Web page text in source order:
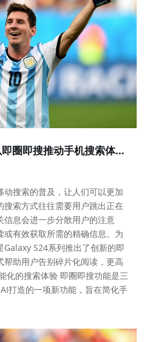
三星Galaxy S24系列：以即圈即搜推动手机搜索体验进化
搜索的普及，让人们可以更加
索方式往往需要用户跳出正在
息会进一步分散用户的注意
有效获取所需的精确信息。为
S24系列推出了创新的即
助用户告别碎片化阅读，更高
化的搜索体验 即圈即搜功能是三
打造的一项新功能，旨在简化手